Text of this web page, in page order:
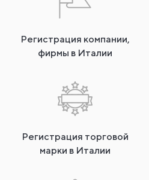
Регистрация компании,
фирмы в Италии
Регистрация торговой
марки в Италии